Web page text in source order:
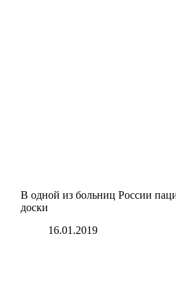
В одной из больниц России
доски
16.01.2019